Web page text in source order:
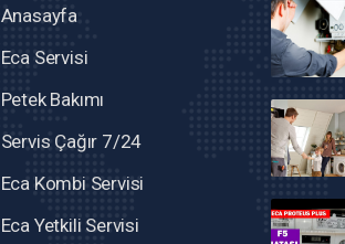
Anasayfa
Eca Servisi
Petek Bakımı
Servis Çağır 7/24
Eca Kombi Servisi
Eca Yetkili Servisi